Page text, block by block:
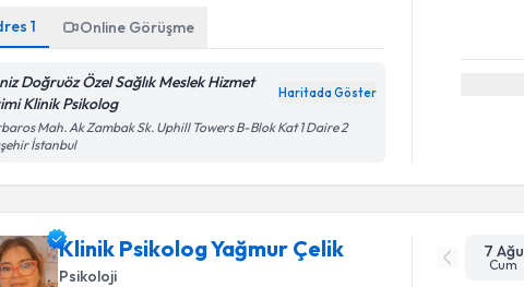
1 Online Görüşme
Doğruöz Özel Sağlık Meslek Hizmet
Klinik Psikolog
Haritada Göster
Mah. Ak Zambak Sk. Uphill Towers B-Blok Kat 1 Daire 2
İstanbul
Klinik Psikolog Yağmur Çelik
Psikoloji
7 Ağu
Cum